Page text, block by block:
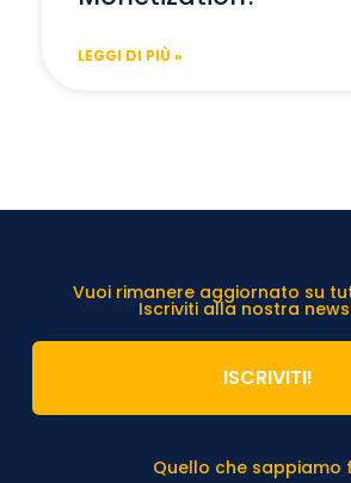
LEGGI DI PIÙ »
Quello che sappiamo
Vuoi rimanere aggiornato su
Iscriviti alla nostra
ISCRIVITI!